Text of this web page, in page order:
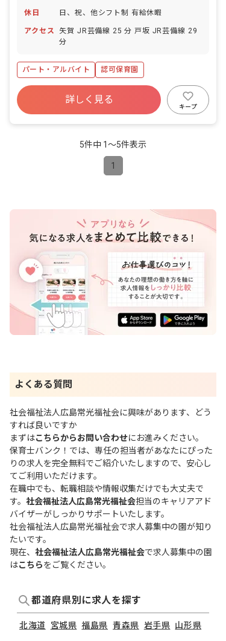
休日 日、祝、他シフト制 有給休暇
アクセス
矢賀 JR芸備線 25 分 戸坂 JR芸備線 29
分
パート・アルバイト 認可保育園
詳しく見る
キープ
5件中 1〜5件表示
1
よくある質問
社会福祉法人広島常光福祉会に興味があります、どう
すれば良いですか
まずはこちらからお問い合わせにお進みください。
保育士バンク！では、専任の担当者があなたにぴった
りの求人を完全無料でご紹介いたしますので、安心し
てご利用いただけます。
在職中でも、転職相談や情報収集だけでも大丈夫で
す。 社会福祉法人広島常光福祉会担当のキャリアアド
バイザーがしっかりサポートいたします。
社会福祉法人広島常光福祉会で求人募集中の園が知り
たいです。
現在、 社会福祉法人広島常光福祉会で求人募集中の園
はこちらをご覧ください。
都道府県別に求人を探す
北海道 宮城県 福島県 青森県 岩手県 山形県